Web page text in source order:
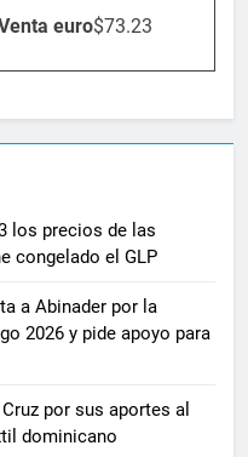
euro$73.23
los precios de las
congelado el GLP
a Abinader por la
2026 y pide apoyo para
por sus aportes al
dominicano